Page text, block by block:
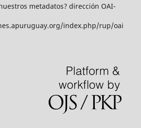
metadatos? dirección OAI-
index.php/rup/oai